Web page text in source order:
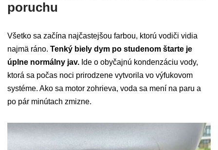
poruchu
Všetko sa začína najčastejšou farbou, ktorú vodiči vidia
najmä ráno. Tenký biely dym po studenom štarte je
úplne normálny jav. Ide o obyčajnú kondenzáciu vody,
ktorá sa počas noci prirodzene vytvorila vo výfukovom
systéme. Ako sa motor zohrieva, voda sa mení na paru a
po pár minútach zmizne.